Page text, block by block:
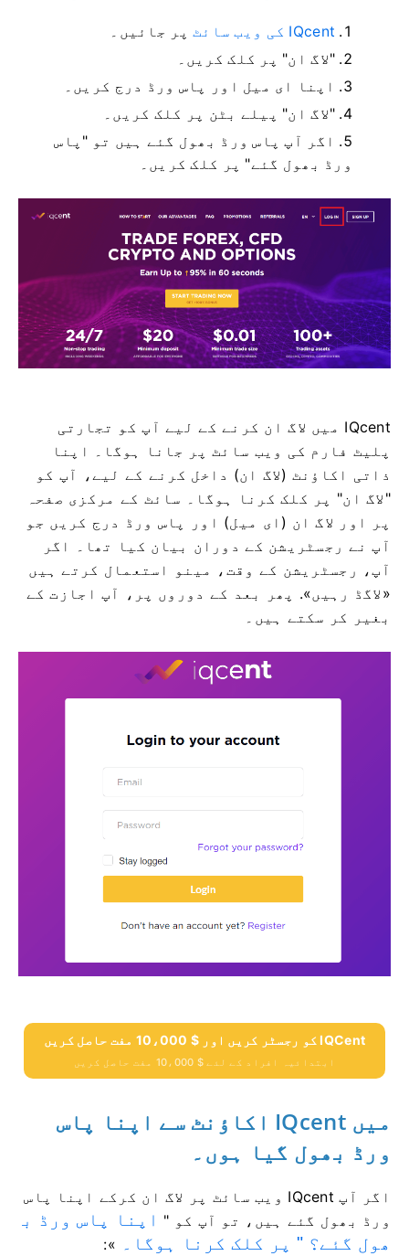
IQcent کی ویب سائٹ
پر جائیں۔
"لاگ ان" پر کلک کریں۔
اپنا ای میل اور پاس ورڈ درج کریں۔
"لاگ ان" پیلے بٹن پر کلک کریں۔
اگر آپ پاس ورڈ بھول گئے ہیں تو "پاس
ورڈ بھول گئے" پر کلک کریں۔
IQcent میں لاگ ان کرنے کے لیے آپ کو تجارتی
پلیٹ فارم کی ویب سائٹ پر جانا ہوگا۔
اپنا
ذاتی اکاؤنٹ (لاگ ان) داخل کرنے کے لیے، آپ کو
"لاگ ان" پر کلک کرنا ہوگا۔ سائٹ کے مرکزی صفحہ
پر اور لاگ ان (ای میل) اور پاس ورڈ درج کریں جو
آپ نے رجسٹریشن کے دوران بیان کیا تھا۔
اگر
آپ، رجسٹریشن کے وقت، مینو استعمال کرتے ہیں
«لاگڈ رہیں». پھر بعد کے دوروں پر، آپ اجازت کے
بغیر کر سکتے ہیں۔
IQCent کو رجسٹر کریں اور $ 10،000 مفت حاصل کریں
ابتدائیہ افراد کے لئے $ 10،000 مفت حاصل کریں
میں IQcent اکاؤنٹ سے اپنا پاس
ورڈ بھول گیا ہوں۔
اگر آپ IQcent ویب سائٹ پر لاگ ان کرکے اپنا پاس
ورڈ بھول گئے ہیں، تو آپ کو " اپنا پاس ورڈ ب
ھول گئے؟ " پر کلک کرنا ہوگا۔ »: